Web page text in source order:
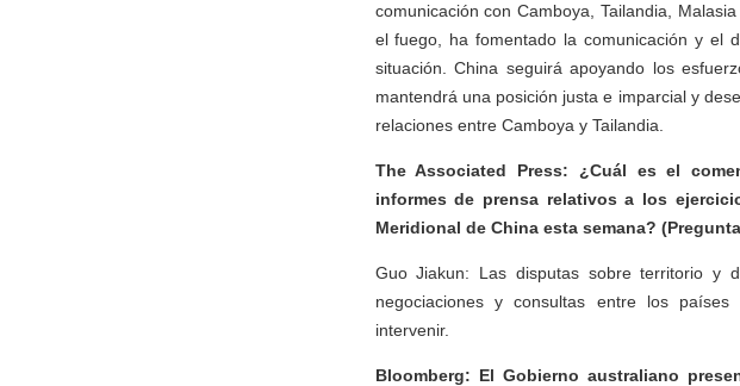
comunicación con Camboya, Tailandia,
el fuego, ha fomentado la comunicación y el
situación. China seguirá apoyando los
mantendrá una posición justa e imparcial y
relaciones entre Camboya y Tailandia.
The Associated Press: ¿Cuál es el
informes de prensa relativos a los
Meridional de China esta semana?
Guo Jiakun: Las disputas sobre territorio y
negociaciones y consultas entre los
intervenir.
Bloomberg: El Gobierno australiano